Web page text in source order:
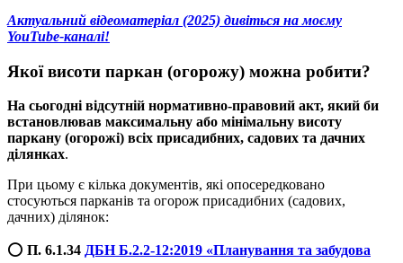
Актуальний відеоматеріал (2025) дивіться на моєму
YouTube-каналі!
Якої висоти паркан (огорожу) можна робити?
На сьогодні відсутній нормативно-правовий акт, який би
встановлював максимальну або мінімальну висоту
паркану (огорожі) всіх присадибних, садових та дачних
ділянках.
При цьому є кілька документів, які опосередковано
стосуються парканів та огорож присадибних (садових,
дачних) ділянок:
⭕️ П. 6.1.34 ДБН Б.2.2-12:2019 «Планування та забудова